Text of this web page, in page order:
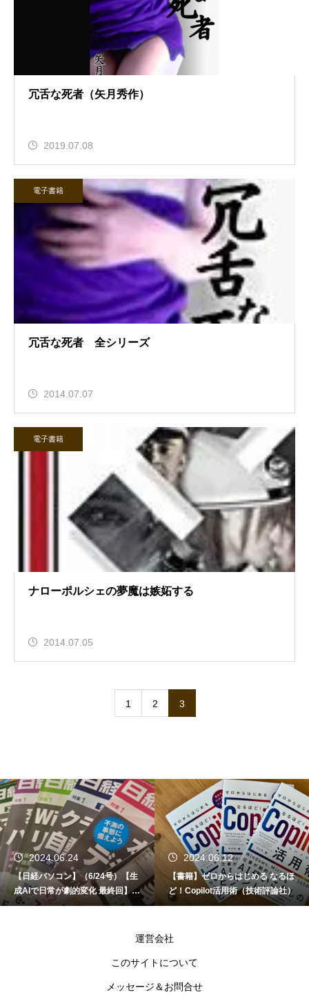
冗舌な死者（矢月秀作）
2019.07.08
電子書籍
冗舌な死者 全シリーズ
2014.07.07
電子書籍
ナローポルシェの夢魔は嫉妬する
2014.07.05
1 2 3
2024.06.24
【日経パソコン】（6/24号）【生
成AIで日常が劇的変化 最終回】 A
I時代のアプリケーション／サービ
2024.06.12
【書籍】ゼロからはじめる なるほ
ど！Copilot活用術（技術評論社）
運営会社
このサイトについて
メッセージ＆お問合せ